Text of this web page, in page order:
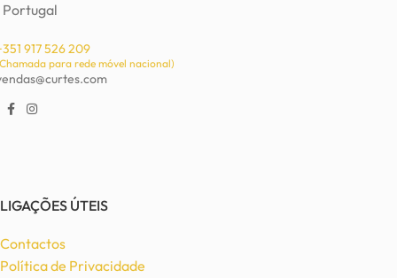
Portugal
917 526 209
para rede móvel nacional)
LIGAÇÕES ÚTEIS
Contactos
Política de Privacidade